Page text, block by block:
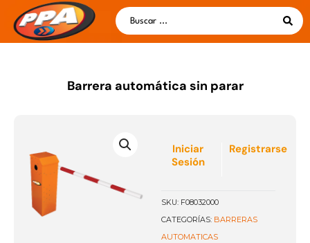
contenido
Search
...
Barrera automática sin parar
Iniciar
Sesión
Registrarse
SKU: F08032000
CATEGORÍAS: BARRERAS
AUTOMATICAS